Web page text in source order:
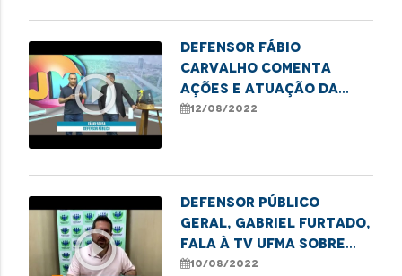
play_circle_outline
Defensor Fábio
Carvalho comenta
ações e atuação da
DPE-MA em Imperatriz
12/08/2022
play_circle_outline
Defensor Público
Geral, Gabriel Furtado,
fala à TV UFMA sobre
campanhas de incentivo
10/08/2022